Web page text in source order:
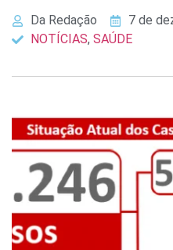
Da Redação
7 de
NOTÍCIAS, SAÚDE